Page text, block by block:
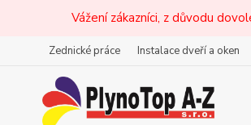
Vážení zákazníci, z důvodu
Zednické práce Instalace dveří a oken